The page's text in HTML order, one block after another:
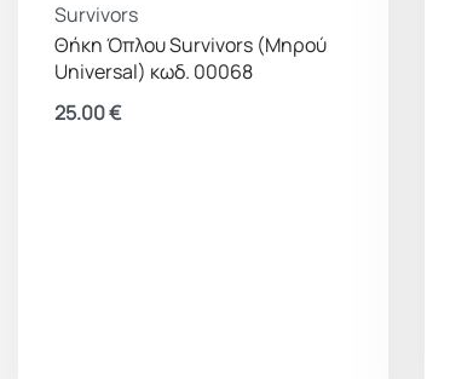
Survivors
Θήκη Όπλου Survivors (Μηρού
Universal) κωδ. 00068
25.00€